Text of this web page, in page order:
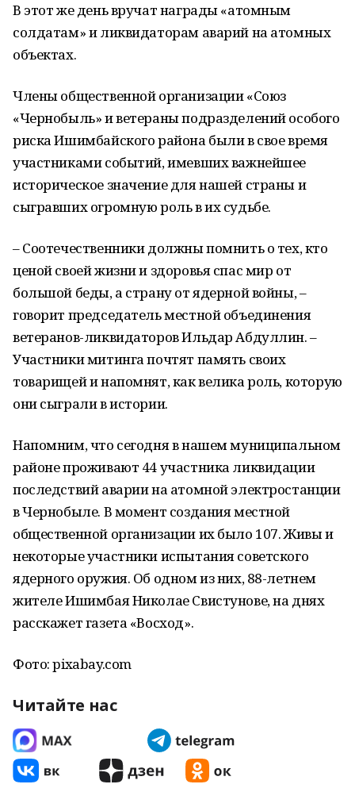
В этот же день вручат награды «атомным
солдатам» и ликвидаторам аварий на атомных
объектах.
Члены общественной организации «Союз
«Чернобыль» и ветераны подразделений особого
риска Ишимбайского района были в свое время
участниками событий, имевших важнейшее
историческое значение для нашей страны и
сыгравших огромную роль в их судьбе.
– Соотечественники должны помнить о тех, кто
ценой своей жизни и здоровья спас мир от
большой беды, а страну от ядерной войны, –
говорит председатель местной объединения
ветеранов-ликвидаторов Ильдар Абдуллин. –
Участники митинга почтят память своих
товарищей и напомнят, как велика роль, которую
они сыграли в истории.
Напомним, что сегодня в нашем муниципальном
районе проживают 44 участника ликвидации
последствий аварии на атомной электростанции
в Чернобыле. В момент создания местной
общественной организации их было 107. Живы и
некоторые участники испытания советского
ядерного оружия. Об одном из них, 88-летнем
жителе Ишимбая Николае Свистунове, на днях
расскажет газета «Восход».
Фото: pixabay.com
Читайте нас